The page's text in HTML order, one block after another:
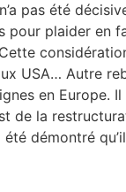
pas été
plaider en
USA… Autre
en Europe.
de la
démontré